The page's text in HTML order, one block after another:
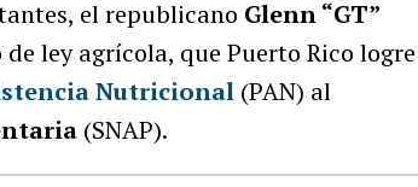
el republicano Glenn “GT”
ley agrícola, que Puerto Rico logre
Nutricional (PAN) al
(SNAP).